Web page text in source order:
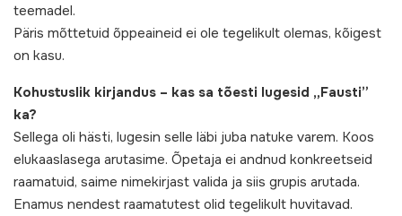
teemadel.
Päris mõttetuid õppeaineid ei ole tegelikult olemas, kõigest
on kasu.
Kohustuslik kirjandus – kas sa tõesti lugesid „Fausti”
ka?
Sellega oli hästi, lugesin selle läbi juba natuke varem. Koos
elukaaslasega arutasime. Õpetaja ei andnud konkreetseid
raamatuid, saime nimekirjast valida ja siis grupis arutada.
Enamus nendest raamatutest olid tegelikult huvitavad.